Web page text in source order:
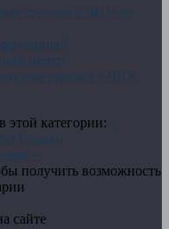
станков с ЧПУ по
центр
для станков с ЧПУ
этой категории: «
Станки
»
получить возможность
сайте